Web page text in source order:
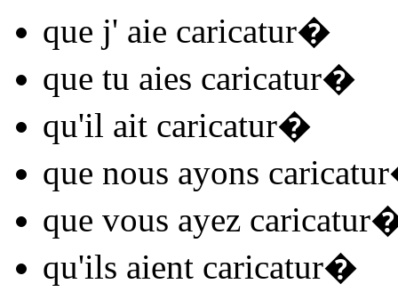
que j' aie caricatur�
que tu aies caricatur�
qu'il ait caricatur�
que nous ayons caricatur
que vous ayez caricatur
qu'ils aient caricatur�